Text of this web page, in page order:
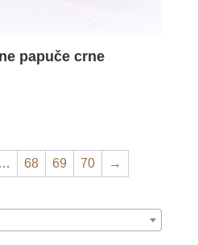
papuče crne
… 68 69 70 →